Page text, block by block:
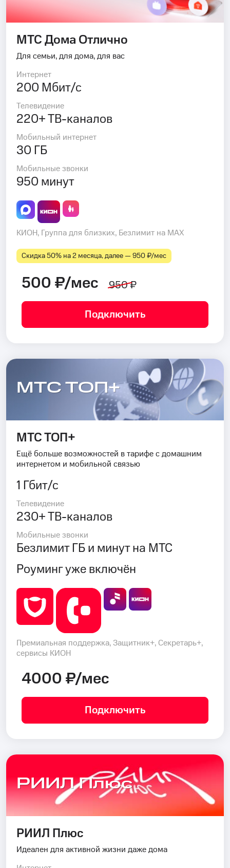
МТС Дома Отлично
Для семьи, для дома, для вас
Интернет
200 Мбит/с
Телевидение
220+ ТВ-каналов
Мобильный интернет
30 ГБ
Мобильные звонки
950 минут
КИОН, Группа для близких, Безлимит на MAX
Скидка 50% на 2 месяца, далее — 950 ₽⁠/⁠мес
500 ₽/мес 950 ₽
Подключить
МТС ТОП+
МТС ТОП+
Ещё больше возможностей в тарифе с домашним
интернетом и мобильной связью
1 Гбит/с
Телевидение
230+ ТВ-каналов
Мобильные звонки
Безлимит ГБ и минут на МТС
Роуминг уже включён
Премиальная поддержка, Защитник+, Секретарь+,
сервисы КИОН
4000 ₽/мес
Подключить
РИИЛ Плюс
РИИЛ Плюс
Идеален для активной жизни даже дома